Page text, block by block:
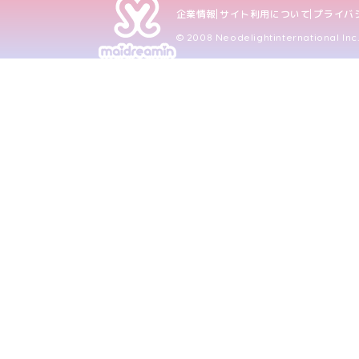
企業情報 サイト利用について プライバ
© 2008 Neodelightinternational Inc.